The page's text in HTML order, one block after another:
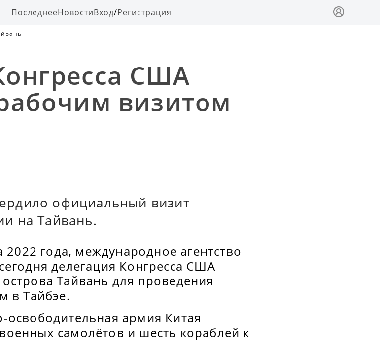
ПоследнееНовостиВход/Регистрация
США
визитом
официальный визит
на Тайвань.
2022 года, международное агентство
делегация Конгресса США
Тайвань для проведения
в Тайбэе.
армия Китая
самолётов и шесть кораблей к